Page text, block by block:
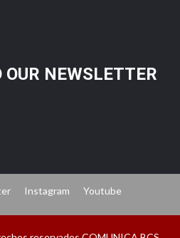
OUR NEWSLETTER
Instagram Youtube